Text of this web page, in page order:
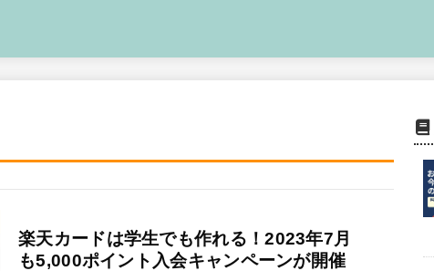
楽天カードは学生でも作れる！2023年7月
も5,000ポイント入会キャンペーンが開催